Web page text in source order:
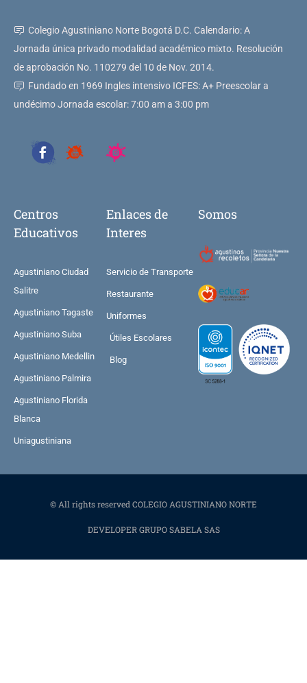
Colegio Agustiniano Norte Bogotá D.C. Calendario: A
Jornada única privado modalidad académico mixto. Resolución
de aprobación No. 110279 del 10 de Nov. 2014.
Fundado en 1969 Ingles intensivo ICFES: A+ Preescolar a
undécimo Jornada escolar: 7:00 am a 3:00 pm
Centros
Educativos
Agustiniano Ciudad
Salitre
Agustiniano Tagaste
Agustiniano Suba
Agustiniano Medellin
Agustiniano Palmira
Agustiniano Florida
Blanca
Uniagustiniana
Enlaces de
Interes
Servicio de Transporte
Restaurante
Uniformes
Útiles Escolares
Blog
Somos
© All rights reserved COLEGIO AGUSTINIANO NORTE
DEVELOPER GRUPO SABELA SAS